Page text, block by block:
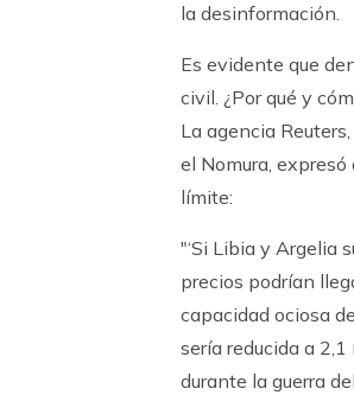
la desinformación.
Es evidente que
civil. ¿Por qué y
La agencia
el Nomura,
límite:
"‘Si Libia y Argelia
precios podrían
capacidad ociosa
sería reducida a
durante la guerra